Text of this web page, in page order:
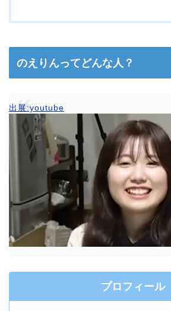
のえりんってどんな人？
出展:youtube
プロフィール